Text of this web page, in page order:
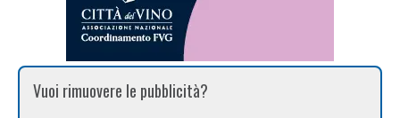
Vuoi rimuovere le pubblicità?